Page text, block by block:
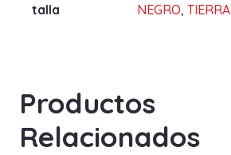
talla NEGRO, TIERRA
Productos
Relacionados